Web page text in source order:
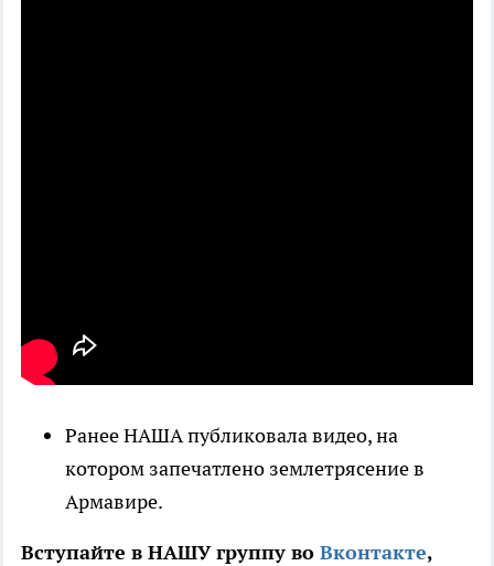
Ранее НАША публиковала видео, на
котором запечатлено землетрясение в
Армавире.
Вступайте в НАШУ группу во Вконтакте,